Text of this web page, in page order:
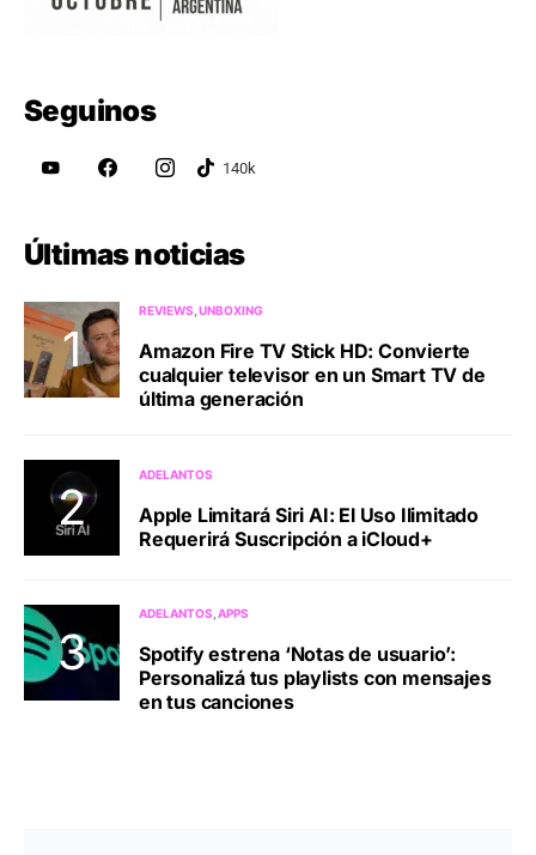
Seguinos
Últimas noticias
REVIEWS UNBOXING
Amazon Fire TV Stick HD: Convierte
cualquier televisor en un Smart TV de
última generación
ADELANTOS
Apple Limitará Siri AI: El Uso Ilimitado
Requerirá Suscripción a iCloud+
ADELANTOS APPS
Spotify estrena ‘Notas de usuario’:
Personalizá tus playlists con mensajes
en tus canciones